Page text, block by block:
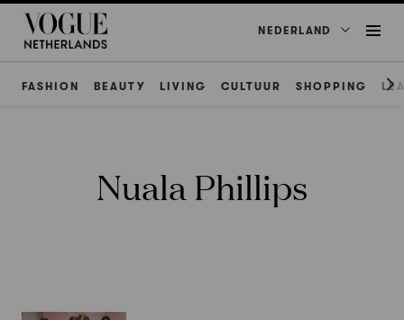
NEDERLAND
FASHION BEAUTY LIVING CULTUUR SHOPPING
Nuala Phillips